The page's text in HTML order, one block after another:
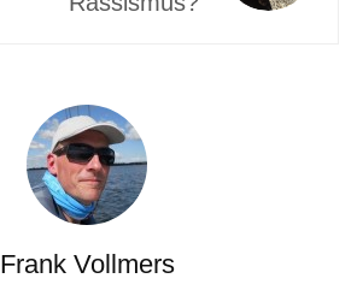
Frank Vollmers